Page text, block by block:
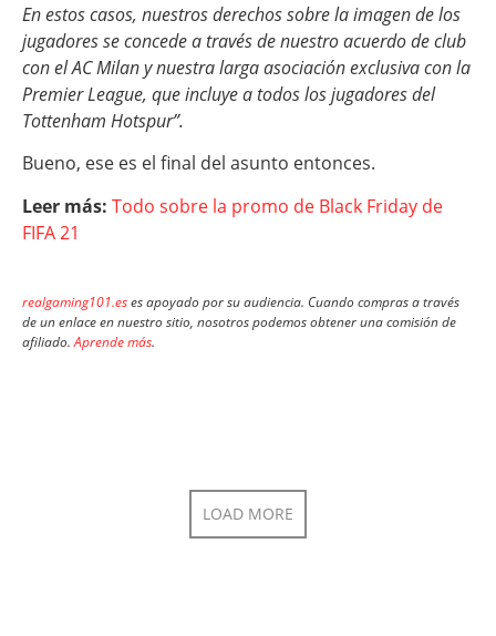
En estos casos, nuestros derechos sobre la imagen de los
jugadores se concede a través de nuestro acuerdo de club
con el AC Milan y nuestra larga asociación exclusiva con la
Premier League, que incluye a todos los jugadores del
Tottenham Hotspur”.
Bueno, ese es el final del asunto entonces.
Leer más: Todo sobre la promo de Black Friday de
FIFA 21
realgaming101.eses apoyado por su audiencia. Cuando compras a través
de un enlace en nuestro sitio, nosotros podemos obtener una comisión de
afiliado.Aprende más.
LOAD MORE